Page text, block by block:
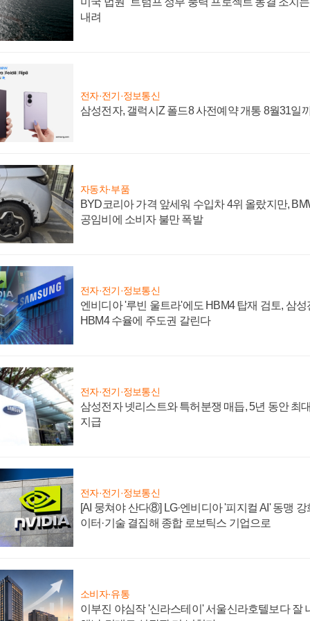
내려
전자·전기·정보통신
삼성전자, 갤럭시Z 폴드8 사전예약 개통 8월31일
자동차·부품
BYD코리아 가격 앞세워 수입차 4위 올랐지만,
공임비에 소비자 불만 폭발
전자·전기·정보통신
엔비디아 '루빈 울트라'에도 HBM4 탑재 검토, 삼성
HBM4 수율에 주도권 갈린다
전자·전기·정보통신
삼성전자 넷리스트와 특허분쟁 매듭, 5년 동안 최
지급
전자·전기·정보통신
[AI 뭉쳐야 산다⑧] LG·엔비디아 '피지컬 AI' 동맹 강
이터·기술 결집해 종합 로보틱스 기업으로
소비자·유통
이부진 야심작 '신라스테이' 서울신라호텔보다 잘